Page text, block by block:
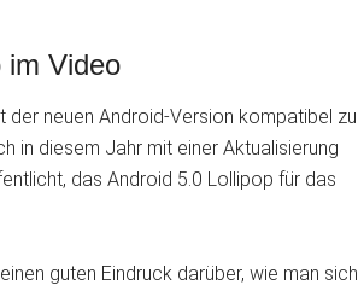
im Video
neuen Android-Version kompatibel zu
in diesem Jahr mit einer Aktualisierung
das Android 5.0 Lollipop für das
guten Eindruck darüber, wie man sich